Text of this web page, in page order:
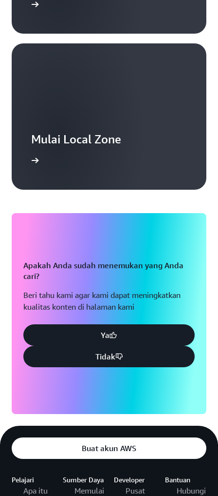
Mulai Local Zone
Apakah Anda sudah menemukan yang Anda
cari?
Beri tahu kami agar kami dapat meningkatkan
kualitas konten di halaman kami
Ya
Tidak
Buat akun AWS
Pelajari
Apa itu
Sumber Daya
Memulai
Developer
Pusat
Bantuan
Hubungi